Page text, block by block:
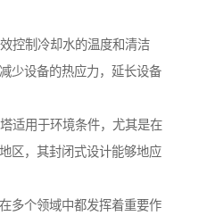
控制冷却水的温度和清洁
少设备的热应力，延长设备
适用于环境条件，尤其是在
区，其封闭式设计能够地应
多个领域中都发挥着重要作